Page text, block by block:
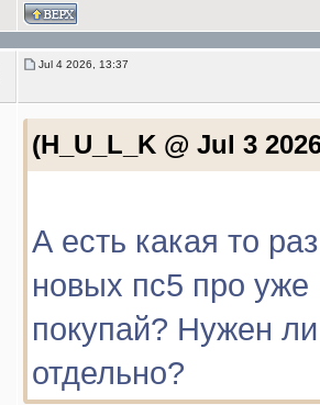
Jul 4 2026, 13:37
(H_U_L_K @ Jul 3
А есть какая то
новых пс5 про уже
покупай? Нужен
отдельно?